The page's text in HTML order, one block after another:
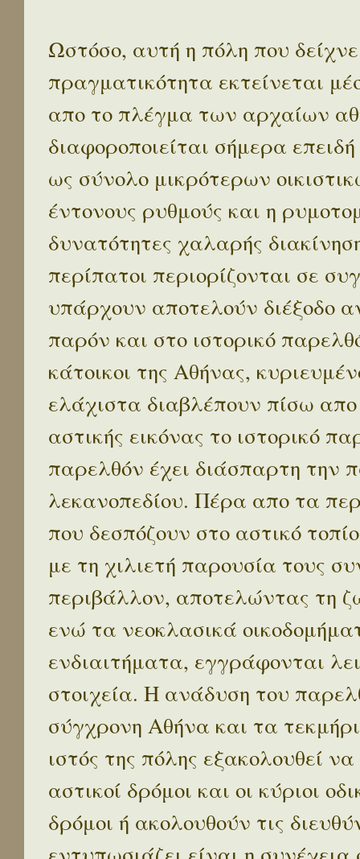
Ωστόσο, αυτή η πόλη που
πραγματικότητα εκτείνεται
απο το πλέγμα των αρχαίων
διαφοροποιείται σήμερα
ως σύνολο μικρότερων
έντονους ρυθμούς και η
δυνατότητες χαλαρής
περίπατοι περιορίζονται σε
υπάρχουν αποτελούν διέξοδο
παρόν και στο ιστορικό
κάτοικοι της Αθήνας,
ελάχιστα διαβλέπουν πίσω
αστικής εικόνας το ιστορικό
παρελθόν έχει διάσπαρτη την
λεκανοπεδίου. Πέρα απο τα
που δεσπόζουν στο αστικό
με τη χιλιετή παρουσία τους
περιβάλλον, αποτελώντας τη
ενώ τα νεοκλασικά
ενδιαιτήματα, εγγράφονται
στοιχεία. Η ανάδυση του
σύγχρονη Αθήνα και τα
ιστός της πόλης εξακολουθεί
αστικοί δρόμοι και οι κύριοι
δρόμοι ή ακολουθούν τις